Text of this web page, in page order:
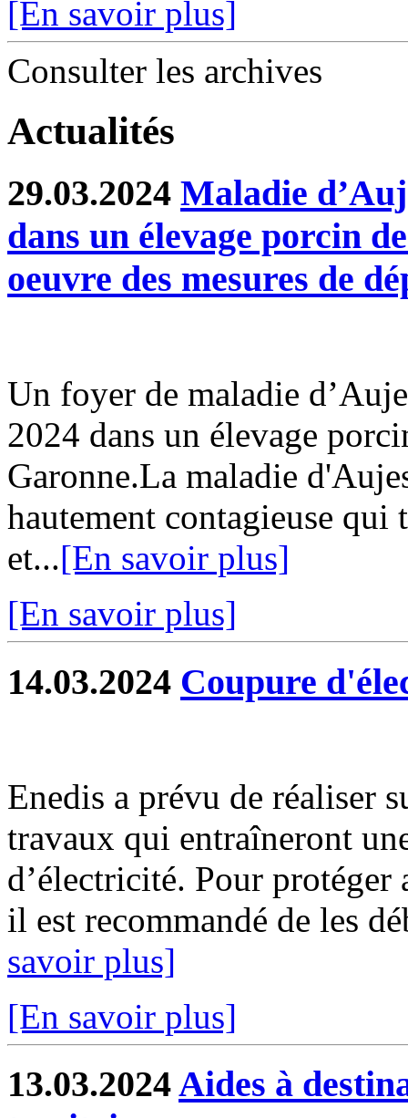
[En savoir plus]
Consulter les archives
Actualités
29.03.2024 Maladie
dans un élevage porcin
oeuvre des mesures de
Un foyer de maladie
2024 dans un élevage
Garonne.La maladie
hautement contagieuse qui
et...[En savoir plus]
[En savoir plus]
14.03.2024 Coupure
Enedis a prévu de réaliser
travaux qui entraîneront
d’électricité. Pour protéger
il est recommandé de les
savoir plus]
[En savoir plus]
13.03.2024Aides à